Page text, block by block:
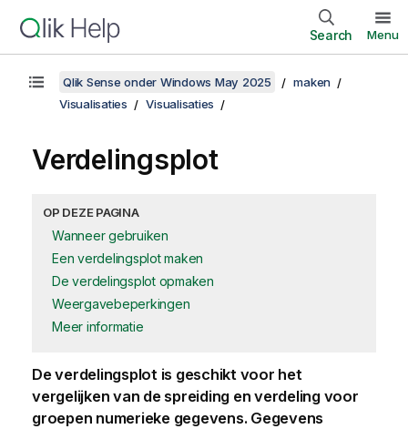
Search Menu
Qlik Sense onder Windows May 2025
maken
Visualisaties
Visualisaties
Verdelingsplot
OP DEZE PAGINA
Wanneer gebruiken
Een verdelingsplot maken
De verdelingsplot opmaken
Weergavebeperkingen
Meer informatie
De verdelingsplot is geschikt voor het
vergelijken van de spreiding en verdeling voor
groepen numerieke gegevens. Gegevens